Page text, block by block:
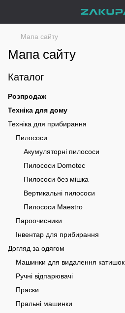
Мапа сайту
Мапа сайту
Каталог
Розпродаж
Техніка для дому
Техніка для прибирання
Пилососи
Акумуляторні пилососи
Пилососи Domotec
Пилососи без мішка
Вертикальні пилососи
Пилососи Maestro
Пароочисники
Інвентар для прибирання
Догляд за одягом
Машинки для видалення катишок
Ручні відпарювачі
Праски
Пральні машинки